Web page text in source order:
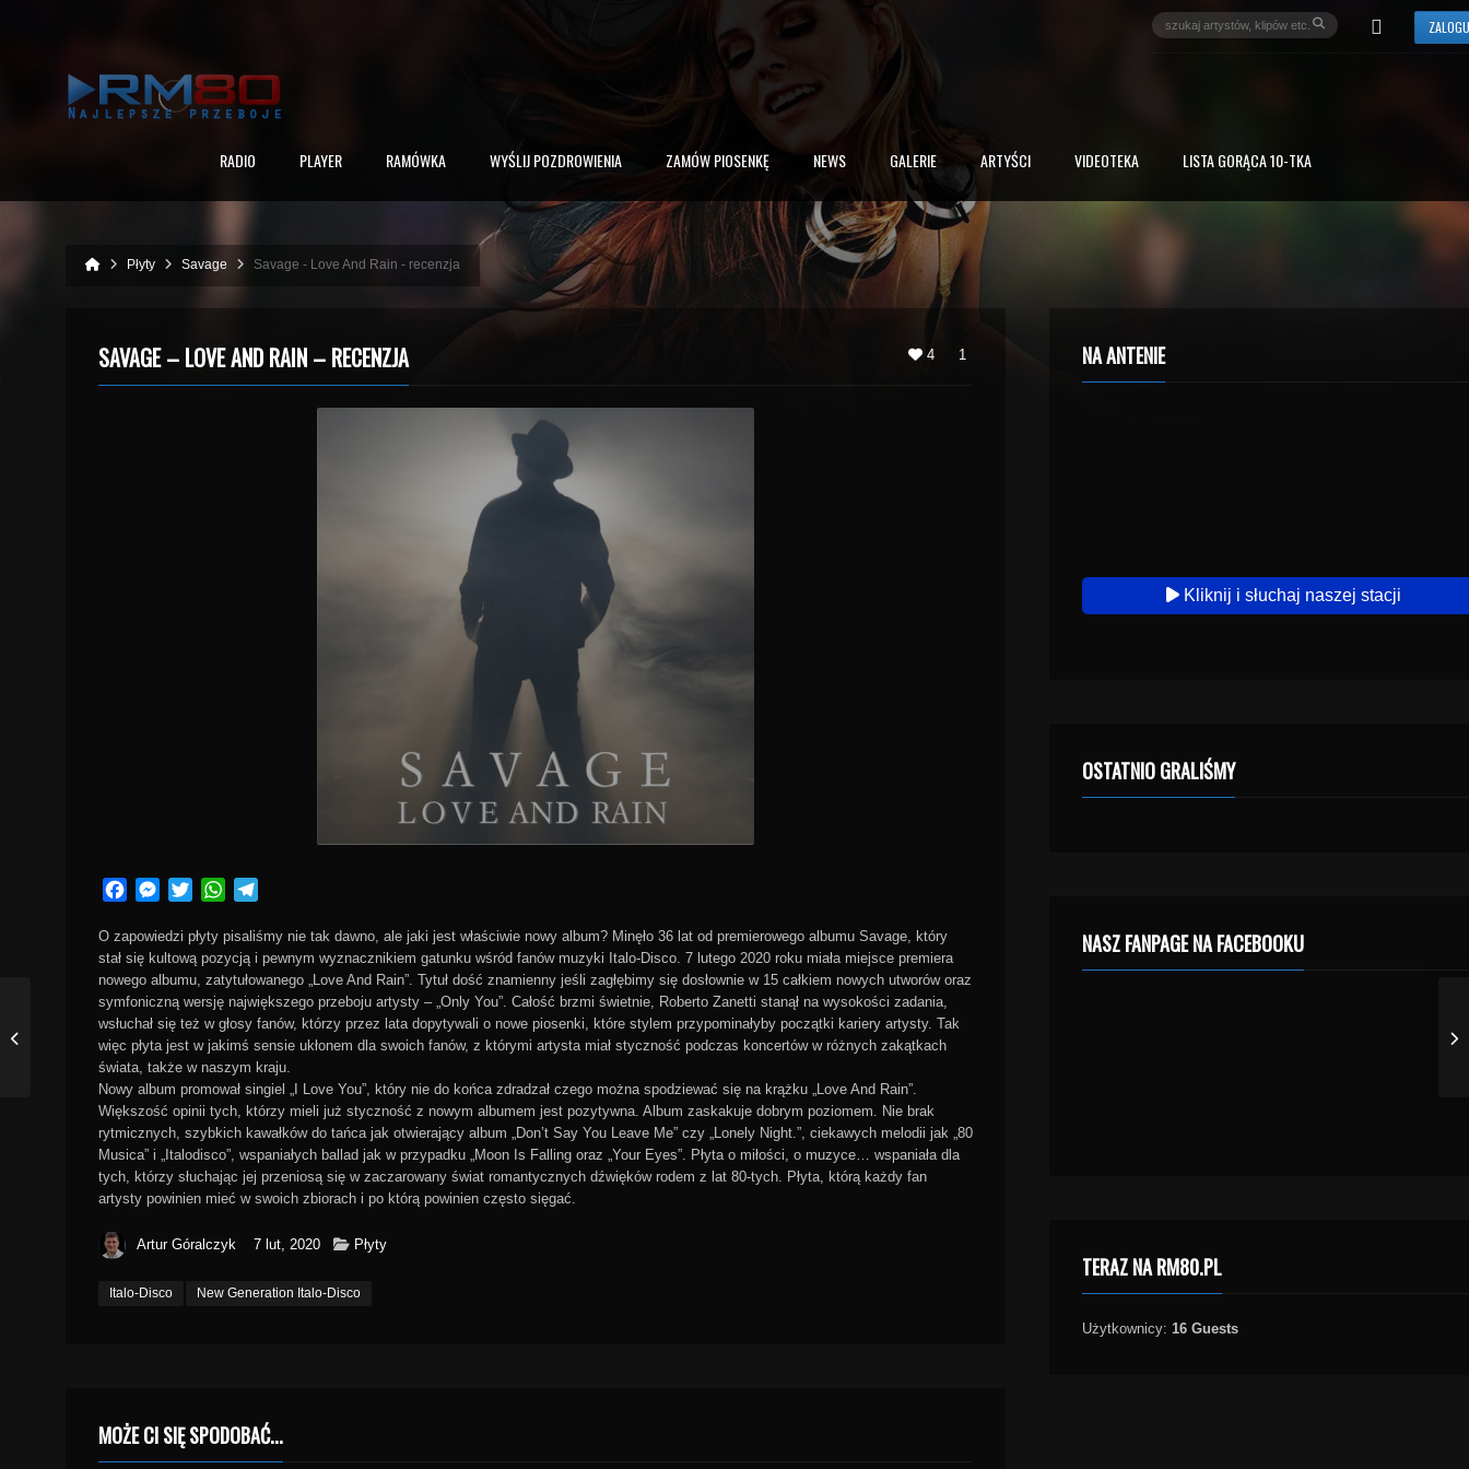
RADIO PLAYER RAMÓWKA WYŚLIJ POZDROWIENIA ZAMÓW PIOSENKĘ NEWS GALERIE ARTYŚCI VIDEOTEKA LISTA GORĄCA 10-TKA
Płyty Savage Savage - Love And Rain - recenzja
4 1
SAVAGE – LOVE AND RAIN – RECENZJA
FacebookMessenger
TwitterWhatsApp
O zapowiedzi płyty pisaliśmy nie tak dawno, ale jaki jest właściwie nowy album? Minęło 36 lat od premierowego albumu Savage, który
stał się kultową pozycją i pewnym wyznacznikiem gatunku wśród fanów muzyki Italo-Disco. 7 lutego 2020 roku miała miejsce premiera
nowego albumu, zatytułowanego „Love And Rain”. Tytuł dość znamienny jeśli zagłębimy się dosłownie w 15 całkiem nowych utworów oraz
symfoniczną wersję największego przeboju artysty – „Only You”. Całość brzmi świetnie, Roberto Zanetti stanął na wysokości zadania,
wsłuchał się też w głosy fanów, którzy przez lata dopytywali o nowe piosenki, które stylem przypominałyby początki kariery artysty. Tak
więc płyta jest w jakimś sensie ukłonem dla swoich fanów, z którymi artysta miał styczność podczas koncertów w różnych zakątkach
świata, także w naszym kraju.
Nowy album promował singiel „I Love You”, który nie do końca zdradzał czego można spodziewać się na krążku „Love And Rain”.
Większość opinii tych, którzy mieli już styczność z nowym albumem jest pozytywna. Album zaskakuje dobrym poziomem. Nie brak
rytmicznych, szybkich kawałków do tańca jak otwierający album „Don’t Say You Leave Me” czy „Lonely Night.”, ciekawych melodii jak „80
Musica” i „Italodisco”, wspaniałych ballad jak w przypadku „Moon Is Falling oraz „Your Eyes”. Płyta o miłości, o muzyce… wspaniała dla
tych, którzy słuchając jej przeniosą się w zaczarowany świat romantycznych dźwięków rodem z lat 80-tych. Płyta, którą każdy fan
artysty powinien mieć w swoich zbiorach i po którą powinien często sięgać.
Artur Góralczyk 7 lut, 2020 Płyty
Italo-Disco New Generation Italo-Disco
MOŻE CI SIĘ SPODOBAĆ...
NA ANTENIE
Kliknij i słuchaj naszej stacji
OSTATNIO GRALIŚMY
NASZ FANPAGE NA FACEBOOKU
TERAZ NA RM80.PL
Użytkownicy: 16 Guests